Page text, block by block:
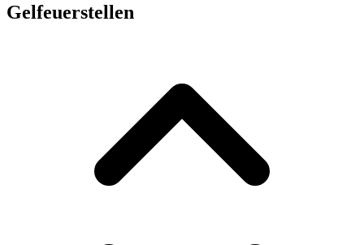
Gelfeuerstellen